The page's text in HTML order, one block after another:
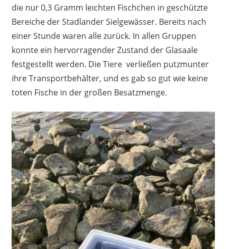
die nur 0,3 Gramm leichten Fischchen in geschützte
Bereiche der Stadlander Sielgewässer. Bereits nach
einer Stunde waren alle zurück. In allen Gruppen
konnte ein hervorragender Zustand der Glasaale
festgestellt werden. Die Tiere verließen putzmunter
ihre Transportbehälter, und es gab so gut wie keine
toten Fische in der großen Besatzmenge.